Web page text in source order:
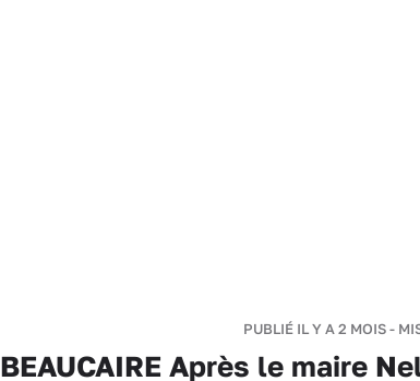
PUBLIÉ IL Y A 2 MOIS -
BEAUCAIRE Après le maire